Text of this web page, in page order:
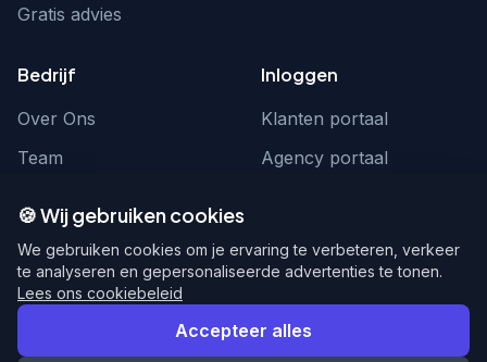
Gratis advies
Bedrijf
Over Ons
Team
Inloggen
Klanten portaal
Agency portaal
hello@webnexus.nl
085 004 1875
🍪 Wij gebruiken cookies
We gebruiken cookies om je ervaring te verbeteren, verkeer
te analyseren en gepersonaliseerde advertenties te tonen.
Lees ons cookiebeleid
Accepteer alles